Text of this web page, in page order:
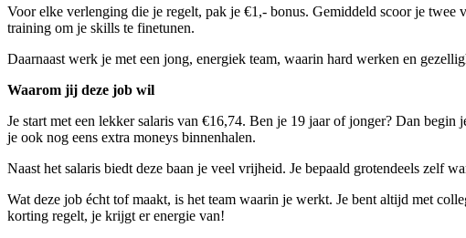
Voor elke verlenging die je regelt, pak je €1,- bonus. Gemiddeld scoor je
training om je skills te finetunen.
Daarnaast werk je met een jong, energiek team, waarin hard werken en
Waarom jij deze job wil
Je start met een lekker salaris van €16,74. Ben je 19 jaar of jonger? Dan begin
je ook nog eens extra moneys binnenhalen.
Naast het salaris biedt deze baan je veel vrijheid. Je bepaald grotendeels zelf
Wat deze job écht tof maakt, is het team waarin je werkt. Je bent altijd met
korting regelt, je krijgt er energie van!